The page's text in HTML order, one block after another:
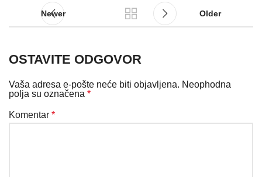
Newer Older
OSTAVITE ODGOVOR
Vaša adresa e-pošte neće biti objavljena. Neophodna
polja su označena *
Komentar *